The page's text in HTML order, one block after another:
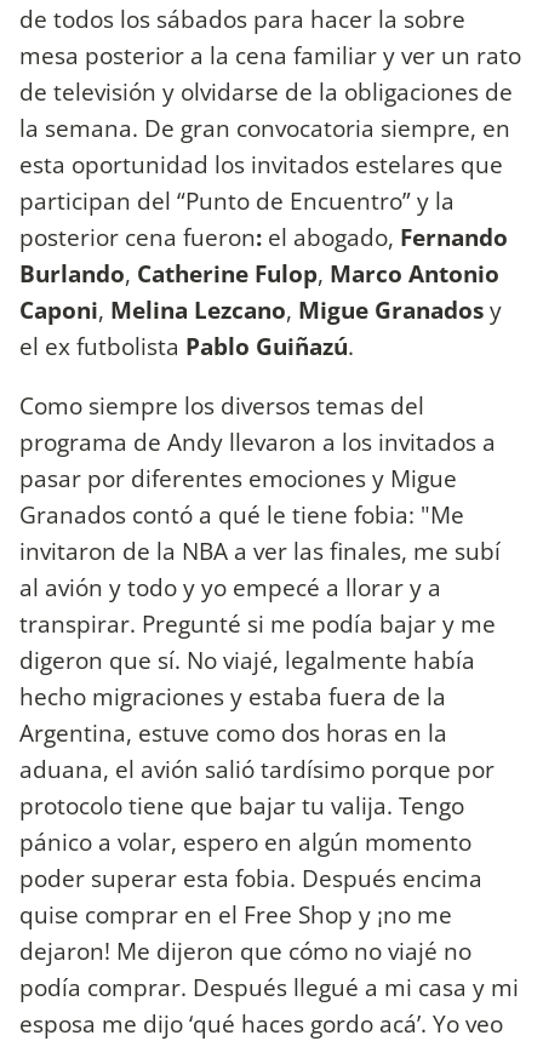
de todos los sábados para hacer la sobre
mesa posterior a la cena familiar y ver un rato
de televisión y olvidarse de la obligaciones de
la semana. De gran convocatoria siempre, en
esta oportunidad los invitados estelares que
participan del “Punto de Encuentro” y la
posterior cena fueron: el abogado, Fernando
Burlando, Catherine Fulop, Marco Antonio
Caponi, Melina Lezcano, Migue Granadosy
el ex futbolista Pablo Guiñazú.
Como siempre los diversos temas del
programa de Andy llevaron a los invitados a
pasar por diferentes emociones y Migue
Granados contó a qué le tiene fobia: "Me
invitaron de la NBA a ver las finales, me subí
al avión y todo y yo empecé a llorar y a
transpirar. Pregunté si me podía bajar y me
digeron que sí. No viajé, legalmente había
hecho migraciones y estaba fuera de la
Argentina, estuve como dos horas en la
aduana, el avión salió tardísimo porque por
protocolo tiene que bajar tu valija. Tengo
pánico a volar, espero en algún momento
poder superar esta fobia. Después encima
quise comprar en el Free Shop y ¡no me
dejaron! Me dijeron que cómo no viajé no
podía comprar. Después llegué a mi casa y mi
esposa me dijo ‘qué haces gordo acá’. Yo veo